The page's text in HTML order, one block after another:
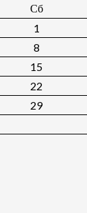
Сб
1
8
15
22
29